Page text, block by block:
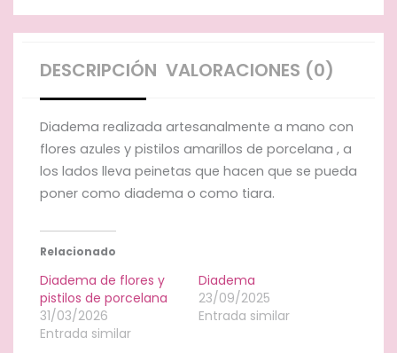
DESCRIPCIÓN VALORACIONES (0)
Diadema realizada artesanalmente a mano con
flores azules y pistilos amarillos de porcelana , a
los lados lleva peinetas que hacen que se pueda
poner como diadema o como tiara.
Relacionado
Diadema de flores y
pistilos de porcelana
31/03/2026
Entrada similar
Diadema
23/09/2025
Entrada similar